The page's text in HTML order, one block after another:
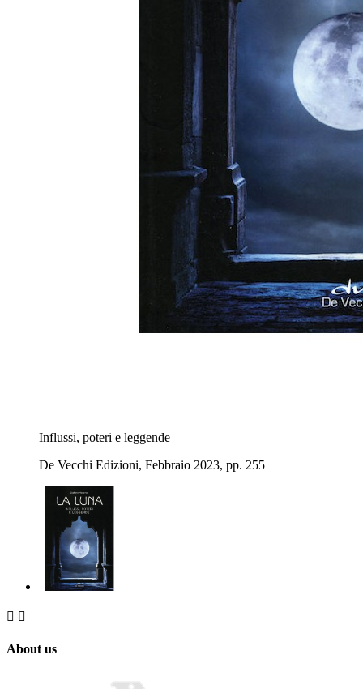
Influssi, poteri e leggende
De Vecchi Edizioni, Febbraio 2023, pp. 255
 
About us